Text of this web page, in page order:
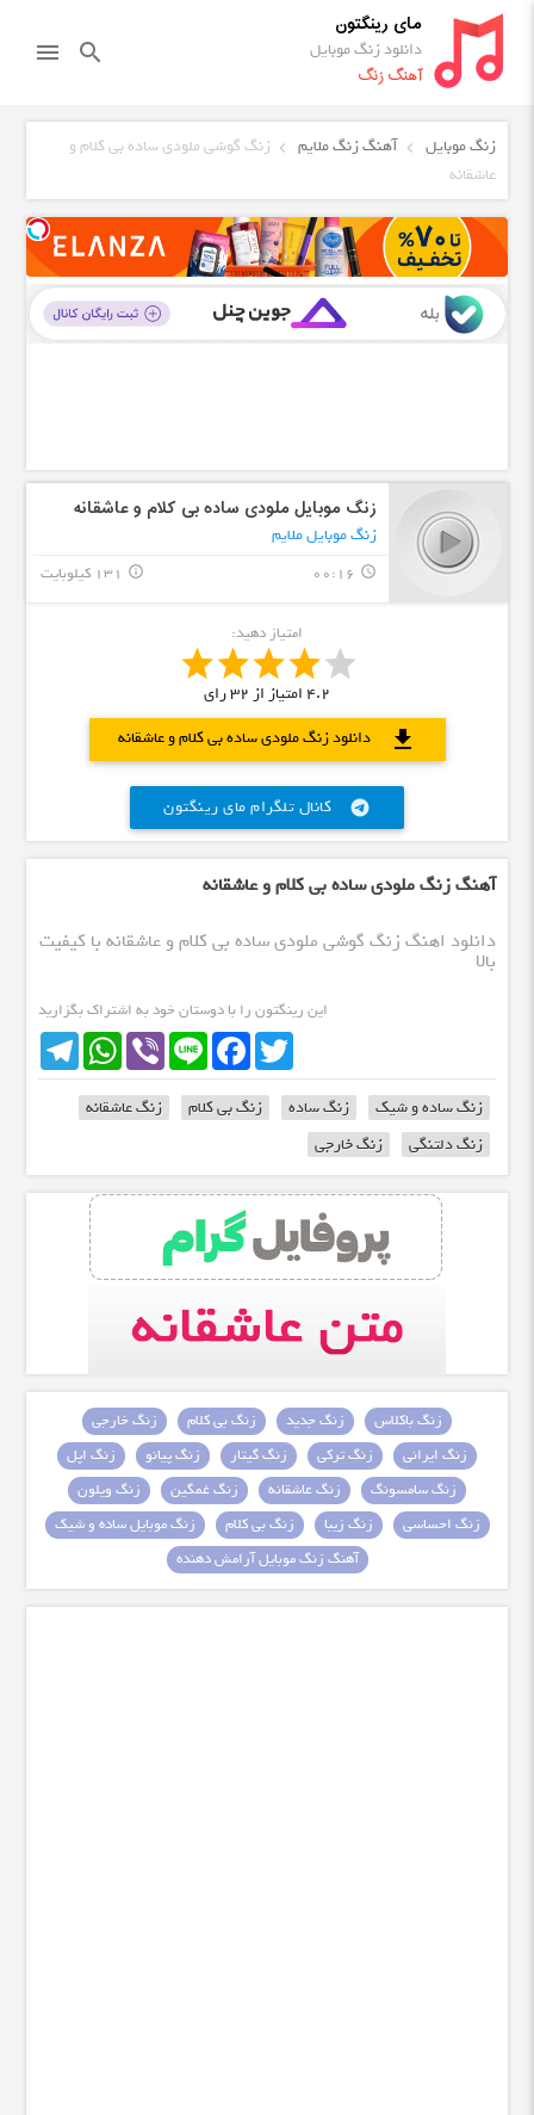
مای رینگتون
دانلود زنگ موبایل
آهنگ زنگ
search
menu
زنگ موبایل آهنگ زنگ ملایم
زنگ گوشی ملودی ساده بی کلام و
عاشقانه
زنگ موبایل ملودی ساده بی کلام و عاشقانه
زنگ موبایل ملایم
query_builder
00:16 131 کیلوبایت info_outline
امتیاز دهید:
4.2 امتیاز از32رای
دانلود زنگ ملودی ساده بی کلام و عاشقانه
download
کانال تلگرام مای رینگتون telegram
آهنگ زنگ ملودی ساده بی کلام و عاشقانه
دانلود اهنگ زنگ گوشی ملودی ساده بی کلام و عاشقانه با کیفیت
بالا
این رینگتون را با دوستان خود به اشتراک بگزارید
TelegramWhatsApp Viber Line
FacebookTwitter
زنگ ساده و شیک زنگ ساده زنگ بی کلام
زنگ عاشقانه
زنگ دلتنگی
زنگ خارجی
زنگ باکلاس زنگ جدید زنگ بی کلام
زنگ خارجی
زنگ ایرانی
زنگ ترکی زنگ گیتار زنگ پیانو
زنگ اپل
زنگ سامسونگ
زنگ عاشقانه زنگ غمگین
زنگ ویلون
زنگ احساسی
زنگ زیبا زنگ بی کلام
زنگ موبایل ساده و شیک
آهنگ زنگ موبایل آرامش دهنده